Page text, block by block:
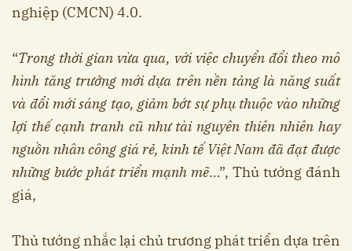
nghiệp (CMCN) 4.0.
“Trong thời gian vừa qua, với việc chuyển đổi theo mô
hình tăng trưởng mới dựa trên nền tảng là năng suất
và đổi mới sáng tạo, giảm bớt sự phụ thuộc vào những
lợi thế cạnh tranh cũ như tài nguyên thiên nhiên hay
nguồn nhân công giá rẻ, kinh tế Việt Nam đã đạt được
những bước phát triển mạnh mẽ…”, Thủ tướng đánh
giá,
Thủ tướng nhắc lại chủ trương phát triển dựa trên